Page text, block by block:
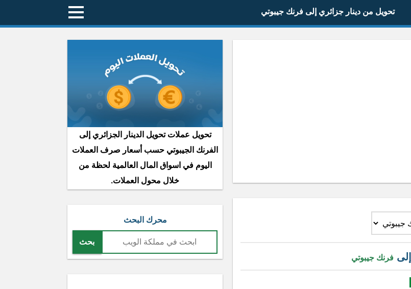
تحويل من دينار جزائري إلى فرنك جيبوتي
إلى فرنك جيبوتي
تحويل عملات تحويل الدينار الجزائري إلى
الفرنك الجيبوتي حسب أسعار صرف العملات
اليوم في اسواق المال العالمية لحظة من
خلال محول العملات.
محرك البحث
بحث